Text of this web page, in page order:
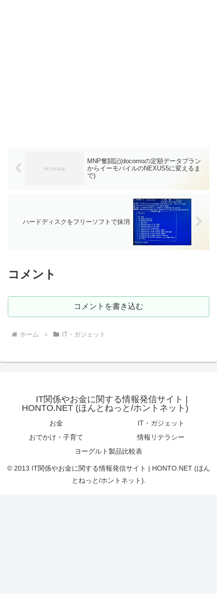
MNP奮闘記(docomoの定額データプラン
からイーモバイルのNEXUS5に変えるま
で)
ハードディスクをフリーソフトで抹消
コメント
コメントを書き込む
ホーム IT・ガジェット
IT関係やお金に関する情報発信サイト |
HONTO.NET (ほんとねっと/ホントネット)
お金
IT・ガジェット
おでかけ・子育て
情報リテラシー
ヨーグルト製品比較表
© 2013 IT関係やお金に関する情報発信サイト | HONTO.NET (ほん
とねっと/ホントネット).